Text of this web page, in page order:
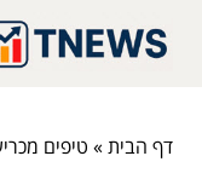
דף הבית» טיפים